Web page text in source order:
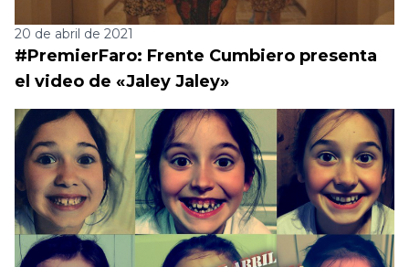
20 de abril de 2021
#PremierFaro: Frente Cumbiero presenta
el video de «Jaley Jaley»